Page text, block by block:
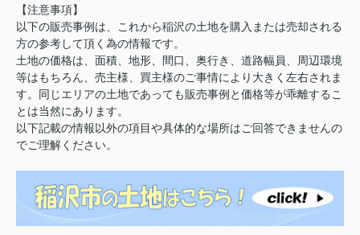
【注意事項】
以下の販売事例は、これから稲沢の土地を購入または売却される
方の参考して頂く為の情報です。
土地の価格は、面積、地形、間口、奥行き、道路幅員、周辺環境
等はもちろん、売主様、買主様のご事情により大きく左右されま
す。同じエリアの土地であっても販売事例と価格等が乖離するこ
とは当然にあります。
以下記載の情報以外の項目や具体的な場所はご回答できませんの
でご理解ください。